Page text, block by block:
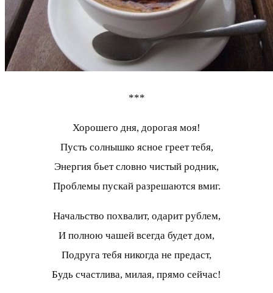
***
Хорошего дня, дорогая моя!
Пусть солнышко ясное греет тебя,
Энергия бьет словно чистый родник,
Проблемы пускай разрешаются вмиг.
Начальство похвалит, одарит рублем,
И полною чашей всегда будет дом,
Подруга тебя никогда не предаст,
Будь счастлива, милая, прямо сейчас!